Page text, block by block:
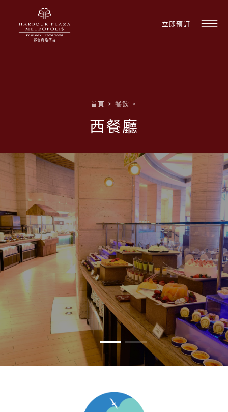
立即預訂
1
首頁 > 餐飲 >
西餐廳